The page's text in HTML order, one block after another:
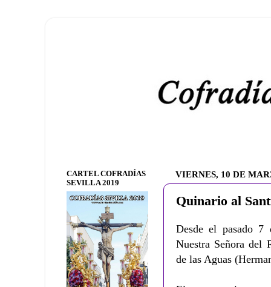
VIERNES, 10 DE
Quinario al
Desde el pasado
Nuestra Señora del
de las Aguas
CARTEL COFRADÍAS
SEVILLA 2019